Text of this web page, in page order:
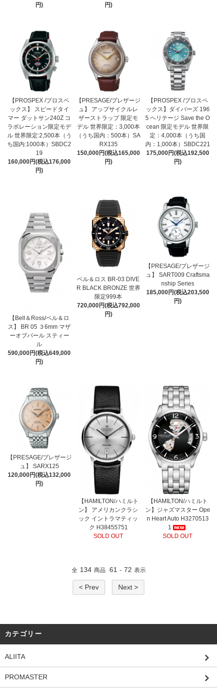
円)
円)
【PROSPEX /プロスペ
ックス】 スピードタイ
マー ダットサン240Z コ
ラボレーション限定モデ
ル 世界限定:2,500本（う
ち国内:1000本）SBDC2
19
160,000円(税込176,000
円)
【PRESAGE/プレザージ
ュ】 アップサイクルレ
ザーストラップ 限定モ
デル 世界限定：3,000本
（うち国内：500本）SA
RX135
150,000円(税込165,000
円)
【PROSPEX /プロスペ
ックス】ダイバーズ 196
5 ヘリテージ Save the O
cean 限定モデル 世界限
定：4,000本（うち国
内：1,000本）SBDC221
175,000円(税込192,500
円)
【Bell＆Ross/ベル＆ロ
ス】 BR 05 ３6mm マザ
ーオブパール スティー
ル
590,000円(税込649,000
円)
ベル＆ロス BR-03 DIVE
R BLACK BRONZE 世界
限定999本
720,000円(税込792,000
円)
【PRESAGE/プレザージ
ュ】 SART009 Craftsma
nship Series
185,000円(税込203,500
円)
【PRESAGE/プレザージ
ュ】 SARX125
120,000円(税込132,000
円)
【HAMILTON/ハミルト
ン】 アメリカンクラシ
ック イントラマティッ
ク H38455751
SOLD OUT
【HAMILTON/ハミルト
ン】ジャズマスター Ope
n Heart Auto H3270513
1
SOLD OUT
全 134 商品 61 - 72 表示
< Prev Next >
カテゴリー
ALIITA
PROMASTER